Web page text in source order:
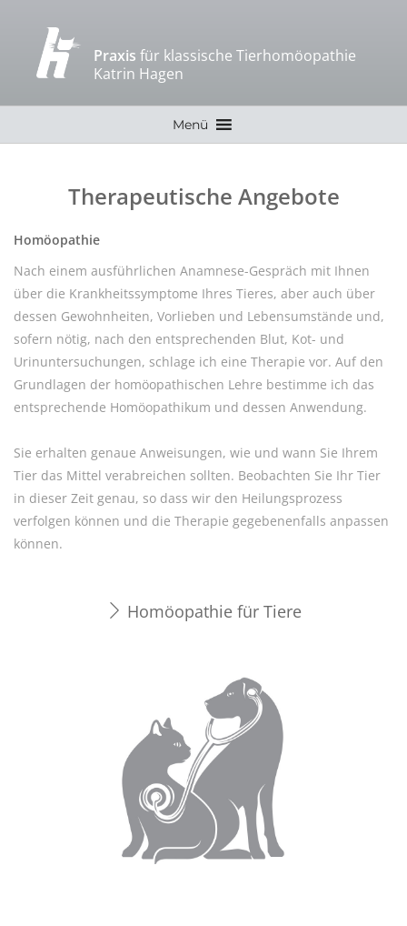
Praxis für klassische Tierhomöopathie
Katrin Hagen
Menü
Therapeutische Angebote
Homöopathie
Nach einem ausführlichen Anamnese-Gespräch mit Ihnen
über die Krankheitssymptome Ihres Tieres, aber auch über
dessen Gewohnheiten, Vorlieben und Lebensumstände und,
sofern nötig, nach den entsprechenden Blut, Kot- und
Urinuntersuchungen, schlage ich eine Therapie vor. Auf den
Grundlagen der homöopathischen Lehre bestimme ich das
entsprechende Homöopathikum und dessen Anwendung.
Sie erhalten genaue Anweisungen, wie und wann Sie Ihrem
Tier das Mittel verabreichen sollten. Beobachten Sie Ihr Tier
in dieser Zeit genau, so dass wir den Heilungsprozess
verfolgen können und die Therapie gegebenenfalls anpassen
können.
Homöopathie für Tiere